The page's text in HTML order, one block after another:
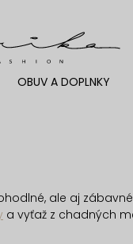
OBUV A DOPLNKY
ale aj
a vyťaž z chadných